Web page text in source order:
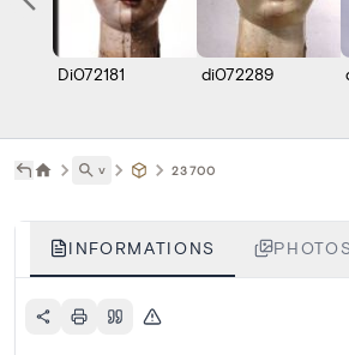
Di072181 di072289
˅ 23700
INFORMATIONS